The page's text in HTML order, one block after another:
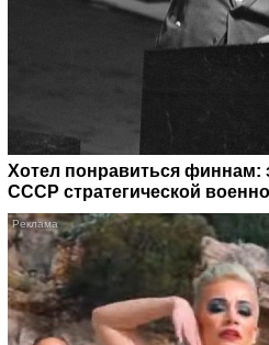
Хотел понравиться
СССР стратегической